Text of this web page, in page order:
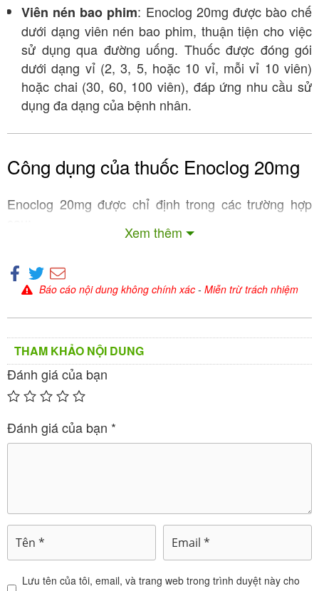
Viên nén bao phim: Enoclog 20mg được bào chế
dưới dạng viên nén bao phim, thuận tiện cho việc
sử dụng qua đường uống. Thuốc được đóng gói
dưới dạng vỉ (2, 3, 5, hoặc 10 vỉ, mỗi vỉ 10 viên)
hoặc chai (30, 60, 100 viên), đáp ứng nhu cầu sử
dụng đa dạng của bệnh nhân.
Công dụng của thuốc Enoclog 20mg
Xem thêm
Enoclog 20mg được chỉ định trong các trường hợp
thuyên tắc phổi (PE)
Enoclog 20mg được sử dụng để điều trị các
trường hợp đã hình thành cục máu đông,
giúp ngăn ngừa sự phát triển thêm của huyết
khối và giảm nguy cơ tái phát.
Thuốc cũng hỗ trợ phòng ngừa tái phát DVT
và PE ở những bệnh nhân có nguy cơ cao.
thân:
đường, hoặc tiền sử đột quỵ/tắc mạch.
Giảm nguy cơ đột quỵ và các biến cố thuyên
tắc mạch toàn thân ở những đối tượng này.
Phòng ngừa huyết khối tĩnh mạch sâu (DVT)
Báo cáo nội dung không chính xác- Miễn trừ trách nhiệm
THAM KHẢO NỘI DUNG
Đánh giá của bạn
Đánh giá của bạn *
Lưu tên của tôi, email, và trang web trong trình duyệt này cho